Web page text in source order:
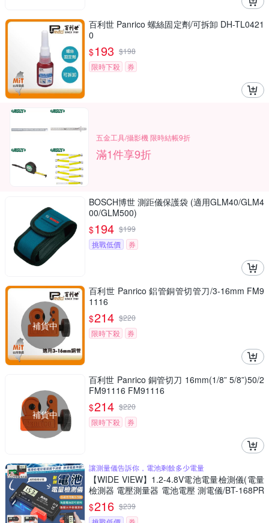
百利世 Panrico 螺絲固定劑/可拆卸 DH-TL0421
0
$193 $198
限時下殺
券
五金工具/攝影機 限時結帳9折
滿1件享9折
BOSCH博世 測距儀保護袋 (適用GLM40/GLM4
00/GLM500)
$194 $199
挑戰低價
券
補貨中
百利世 Panrico 鋁管銅管切管刀/3-16mm FM9
1116
$214 $220
限時下殺
券
補貨中
百利世 Panrico 銅管切刀 16mm(1/8” 5/8”)50/2
FM91116 FM91116
$214 $220
限時下殺
券
讓測量儀告訴你，電池剩餘多少電量
【WIDE VIEW】1.2-4.8V電池電量檢測儀(電量
檢測器 電壓測量器 電池電壓 測電儀/BT-168PR
O)
$216 $239